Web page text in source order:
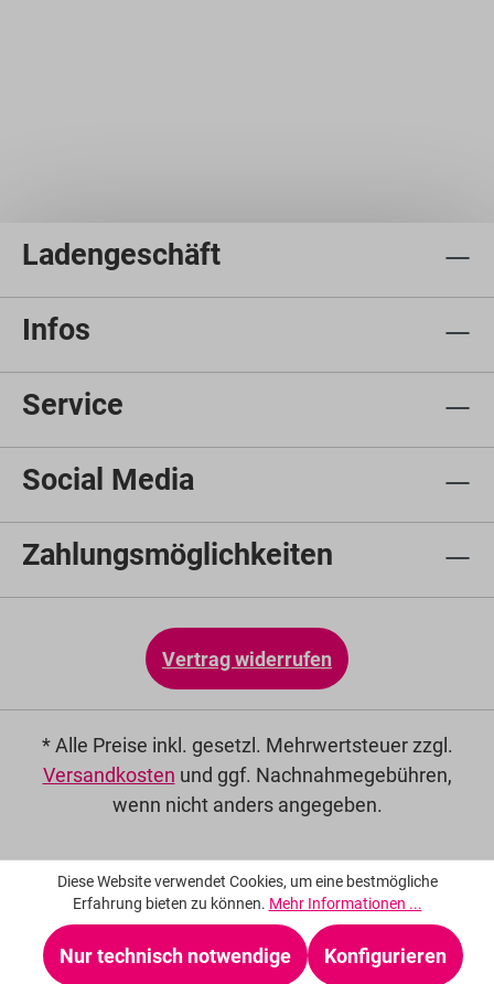
Ladengeschäft
Infos
Service
Social Media
Zahlungsmöglichkeiten
Vertrag widerrufen
* Alle Preise inkl. gesetzl. Mehrwertsteuer zzgl.
Versandkosten und ggf. Nachnahmegebühren,
wenn nicht anders angegeben.
Diese Website verwendet Cookies, um eine bestmögliche
Erfahrung bieten zu können. Mehr Informationen ...
Nur technisch notwendige Konfigurieren